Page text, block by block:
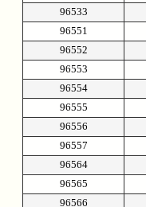
96533
96551
96552
96553
96554
96555
96556
96557
96564
96565
96566